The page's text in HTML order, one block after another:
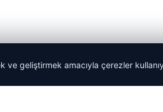
ve geliştirmek amacıyla çerezler